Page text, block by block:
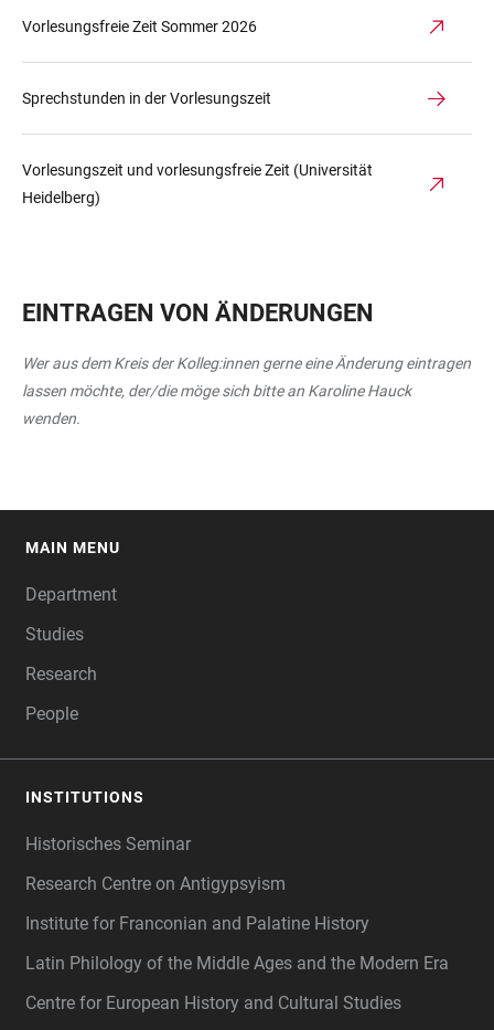
Vorlesungsfreie Zeit Sommer 2026
Sprechstunden in der Vorlesungszeit
Vorlesungszeit und vorlesungsfreie Zeit (Universität
Heidelberg)
EINTRAGEN VON ÄNDERUNGEN
Wer aus dem Kreis der Kolleg:innen gerne eine Änderung eintragen
lassen möchte, der/die möge sich bitte an Karoline Hauck
wenden.
MAIN MENU
Department
Studies
Research
People
INSTITUTIONS
Historisches Seminar
Research Centre on Antigypsyism
Institute for Franconian and Palatine History
Latin Philology of the Middle Ages and the Modern Era
Centre for European History and Cultural Studies